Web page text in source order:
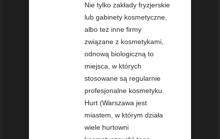
Nie tylko zakłady fryzjerskie
lub gabinety kosmetyczne,
albo też inne firmy
związane z kosmetykami,
odnową biologiczną to
miejsca, w których
stosowane są regularnie
profesjonalne kosmetyku.
Hurt (Warszawa jest
miastem, w którym działa
wiele hurtowni